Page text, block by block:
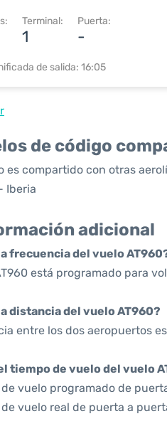
Terminal:
1
Puerta:
-
de salida: 16:05
de código
es compartido con otras
Iberia
adicional
frecuencia del vuelo
está programado para
distancia del vuelo AT960?
entre los dos aeropuertos
tiempo de vuelo del vuelo
vuelo programado de
vuelo real de puerta a